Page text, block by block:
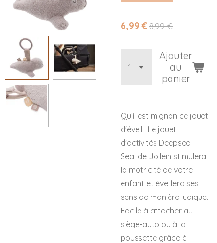
6,99 €8,99 €
Ajouter
au
panier
Qu’il est mignon ce jouet
d'éveil ! Le jouet
d'activités Deepsea -
Seal de Jollein stimulera
la motricité de votre
enfant et éveillera ses
sens de manière ludique.
Facile à attacher au
siège-auto ou à la
poussette grâce à